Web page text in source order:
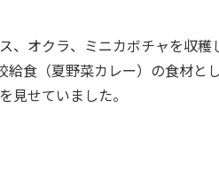
、オクラ、ミニカボチャを収
給食（夏野菜カレー）の食材
見せていました。